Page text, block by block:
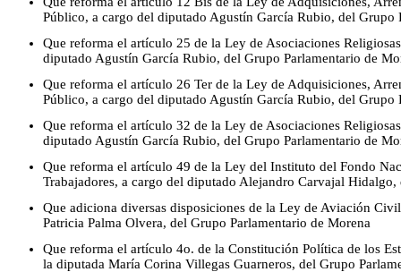
Público, a cargo del diputado Agustín García Rubio, del Grupo
Que reforma el artículo 25 de la Ley de Asociaciones
diputado Agustín García Rubio, del Grupo Parlamentario de
Que reforma el artículo 26 Ter de la Ley de Adquisiciones,
Público, a cargo del diputado Agustín García Rubio, del Grupo
Que reforma el artículo 32 de la Ley de Asociaciones
diputado Agustín García Rubio, del Grupo Parlamentario de
Que reforma el artículo 49 de la Ley del Instituto del Fondo
Trabajadores, a cargo del diputado Alejandro Carvajal
Que adiciona diversas disposiciones de la Ley de Aviación
Patricia Palma Olvera, del Grupo Parlamentario de Morena
Que reforma el artículo 4o. de la Constitución Política de los
la diputada María Corina Villegas Guarneros, del Grupo